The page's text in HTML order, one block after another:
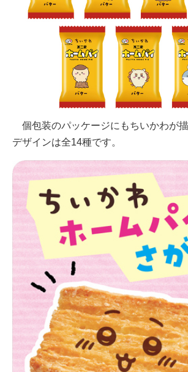
個包装のパッケージにもちいかわが描
デザインは全14種です。